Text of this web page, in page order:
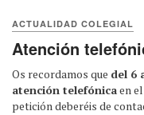
ACTUALIDAD COLEGIAL
Atención
Os recordamos que del 6
atención telefónicaen
petición deberéis de